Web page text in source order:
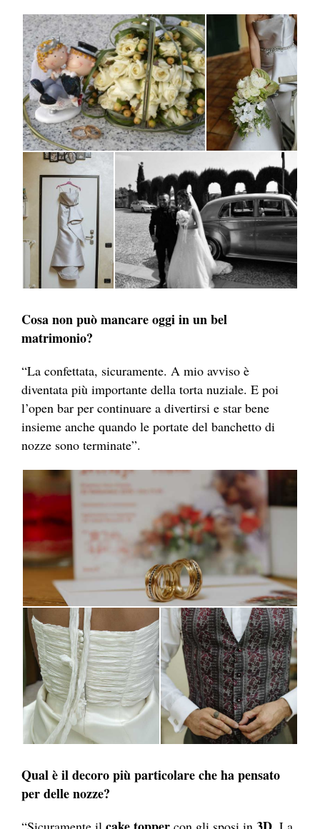
Cosa non può mancare oggi in un bel
matrimonio?
“La confettata, sicuramente. A mio avviso è
diventata più importante della torta nuziale. E poi
l’open bar per continuare a divertirsi e star bene
insieme anche quando le portate del banchetto di
nozze sono terminate”.
Qual è il decoro più particolare che ha pensato
per delle nozze?